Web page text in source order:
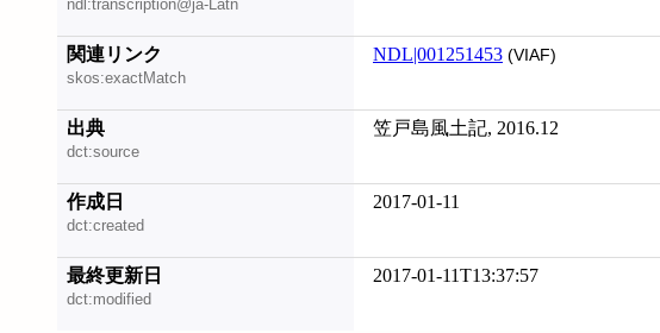
ndl:transcription@ja-Latn
関連リンク
skos:exactMatch
NDL|001251453 (VIAF)
出典
dct:source
笠戸島風土記, 2016.12
作成日
dct:created
2017-01-11
最終更新日
dct:modified
2017-01-11T13:37:57